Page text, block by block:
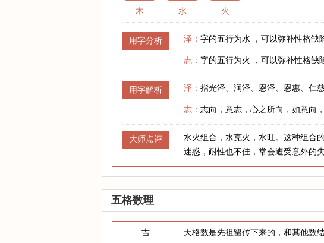
木 水 火
用字分析 泽： 字的五行为水 ，可以弥补性格缺
志： 字的五行为火 ，可以弥补性格缺
用字解析 泽： 指光泽、润泽、恩泽、恩惠、仁
志： 志向，意志，心之所向，如意向
大师点评
水火组合，水克火，水旺。这种组合
迷惑，耐性也不佳，常会遭受意外的失
五格数理
吉 天格数是先祖留传下来的，和其他数